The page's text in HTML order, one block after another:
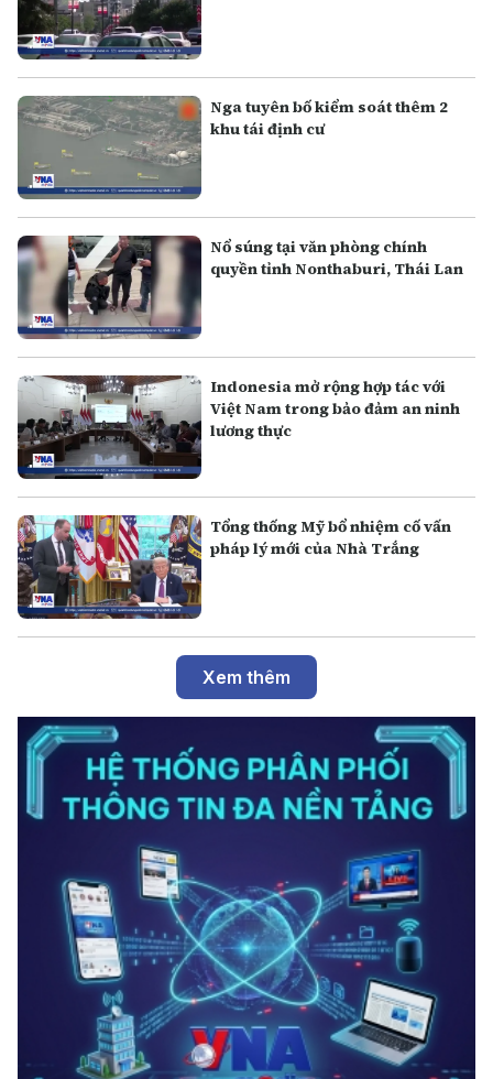
Nga tuyên bố kiểm soát thêm 2
khu tái định cư
Nổ súng tại văn phòng chính
quyền tỉnh Nonthaburi, Thái Lan
Indonesia mở rộng hợp tác với
Việt Nam trong bảo đảm an ninh
lương thực
Tổng thống Mỹ bổ nhiệm cố vấn
pháp lý mới của Nhà Trắng
Xem thêm